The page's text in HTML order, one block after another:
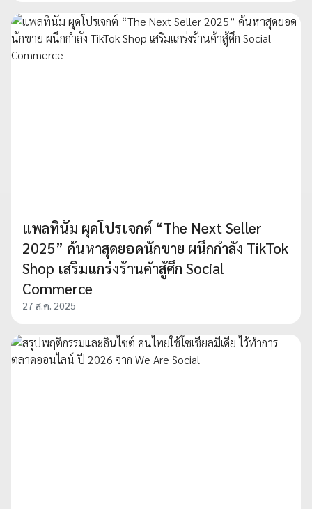
แพลทินัม ผุดโปรเจกต์ “The Next Seller
2025” ค้นหาสุดยอดนักขาย ผนึกกำลัง TikTok
Shop เสริมแกร่งร้านค้าสู้ศึก Social
Commerce
27 ส.ค. 2025